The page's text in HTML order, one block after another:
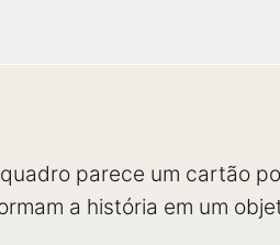
parece um cartão
a história em um